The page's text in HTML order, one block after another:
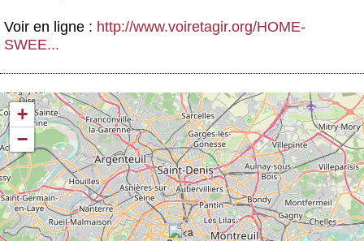
Voir en ligne : http://www.voiretagir.org/HOME-
SWEE...
+
−